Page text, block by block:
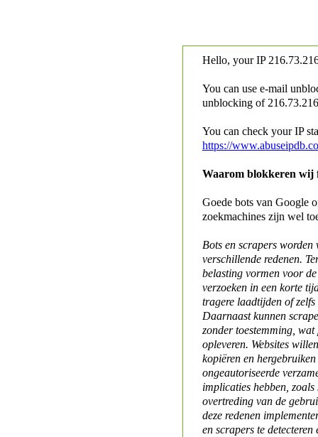
Hello, your IP
You can use e-mail
unblocking of
You can check your IP
https://
Waarom blokkeren wij
Goede bots van Google
zoekmachines zijn wel
Bots en scrapers worden
verschillende redenen.
belasting vormen voor
verzoeken in een korte
tragere laadtijden of
Daarnaast kunnen
zonder toestemming,
opleveren. Websites
kopiëren en
ongeautoriseerde
implicaties hebben,
overtreding van de
deze redenen
en scrapers te detecteren